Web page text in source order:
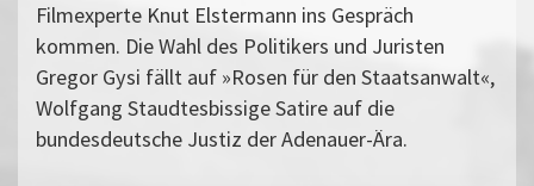
Filmexperte Knut Elstermann ins Gespräch
kommen. Die Wahl des Politikers und Juristen
Gregor Gysi fällt auf »Rosen für den Staatsanwalt«,
Wolfgang Staudtesbissige Satire auf die
bundesdeutsche Justiz der Adenauer-Ära.